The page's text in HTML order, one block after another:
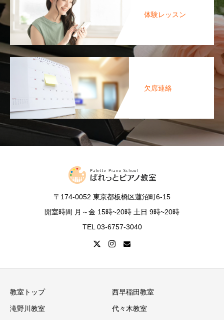
体験レッスン
欠席連絡
〒174-0052 東京都板橋区蓮沼町6-15
開室時間 月～金 15時~20時 土日 9時~20時
TEL 03-6757-3040
教室トップ 西早稲田教室
滝野川教室 代々木教室